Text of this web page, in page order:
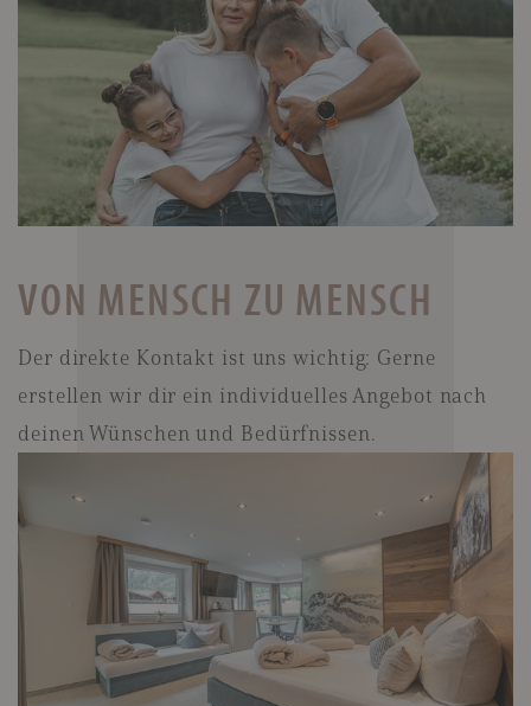
VON MENSCH ZU MENSCH
Der direkte Kontakt ist uns wichtig: Gerne
erstellen wir dir ein individuelles Angebot nach
deinen Wünschen und Bedürfnissen.